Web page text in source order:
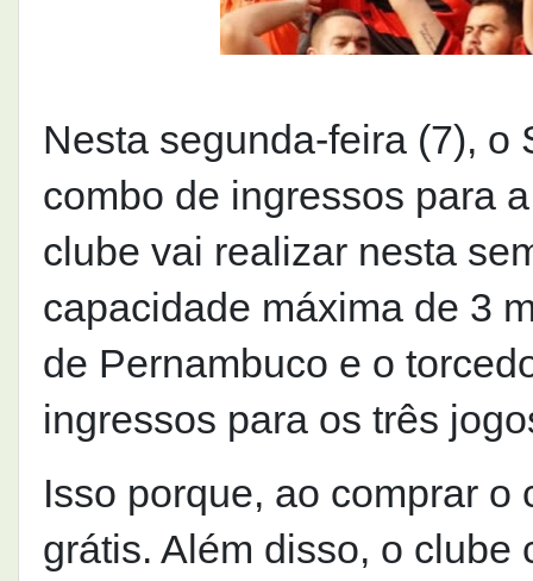
Nesta segunda-feira (7), o
combo de ingressos para
clube vai realizar nesta
capacidade máxima de 3
de Pernambuco e o
ingressos para os três
Isso porque, ao comprar
grátis. Além disso, o clube